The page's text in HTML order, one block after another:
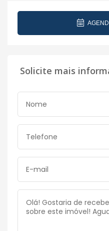
Solicite mais